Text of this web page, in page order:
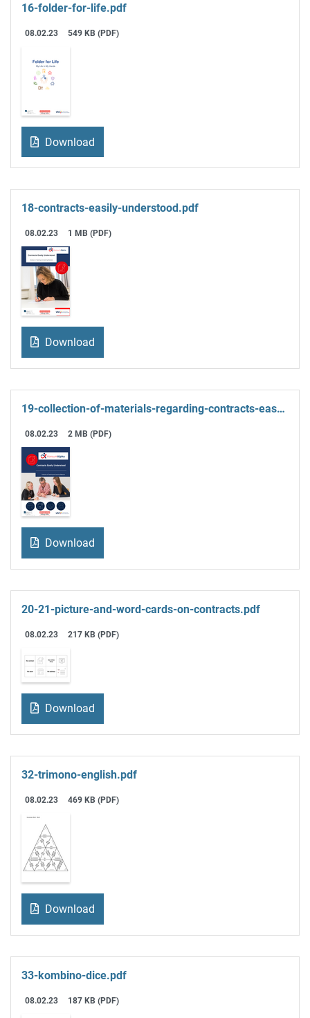
16-folder-for-life.pdf
08.02.23 549 KB (PDF)
Download
18-contracts-easily-understood.pdf
08.02.23 1 MB (PDF)
Download
19-collection-of-materials-regarding-contracts-easily-understood.pdf
08.02.23 2 MB (PDF)
Download
20-21-picture-and-word-cards-on-contracts.pdf
08.02.23 217 KB (PDF)
Download
32-trimono-english.pdf
08.02.23 469 KB (PDF)
Download
33-kombino-dice.pdf
08.02.23 187 KB (PDF)